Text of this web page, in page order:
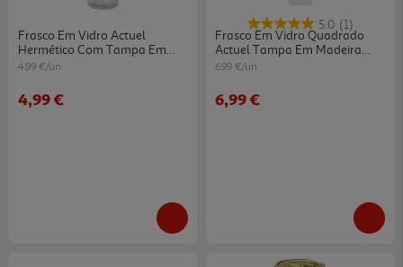
Frasco Em Vidro Actuel
Hermético Com Tampa Em
Inox 2l
4.99 €/un
4,99 €
5.0 (1)
Frasco Em Vidro Quadrado
Actuel Tampa Em Madeira
1.95l
6.99 €/un
6,99 €